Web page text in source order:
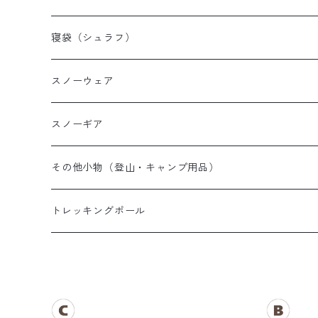
山岳テント
ツーリングテント
テントその他
レディース登山靴
キッズ登山靴
メンズザック
レディースザック
キッズザック
寝袋（シュラフ）
オールシーズンシュラフ
３シーズンシュラフ
夏用シュラフ
マット・その他
スノーウェア
メンズスノーウェア
レディーススノーウェア
キッズスノーウェア
スノーギア
スノーブーツ
スノーゴーグル
その他小物（登山・キャンプ用品）
帽子
トレッキングポール